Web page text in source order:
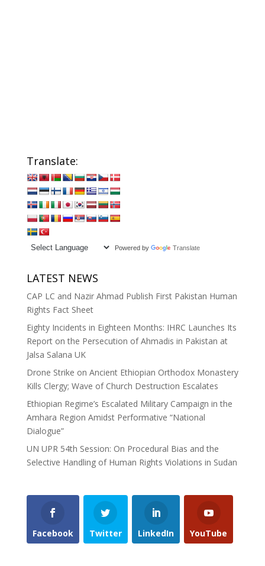
Translate:
Powered by Translate
LATEST NEWS
CAP LC and Nazir Ahmad Publish First Pakistan Human
Rights Fact Sheet
Eighty Incidents in Eighteen Months: IHRC Launches Its
Report on the Persecution of Ahmadis in Pakistan at
Jalsa Salana UK
Drone Strike on Ancient Ethiopian Orthodox Monastery
Kills Clergy; Wave of Church Destruction Escalates
Ethiopian Regime’s Escalated Military Campaign in the
Amhara Region Amidst Performative “National
Dialogue”
UN UPR 54th Session: On Procedural Bias and the
Selective Handling of Human Rights Violations in Sudan
Facebook Twitter LinkedIn YouTube